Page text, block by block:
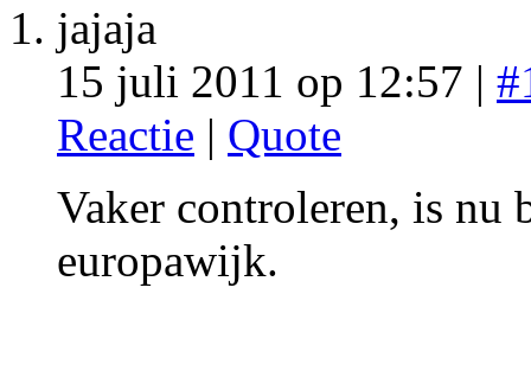
jajaja
15 juli 2011 op 12:57 |
Reactie | Quote
Vaker controleren, is nu
europawijk.